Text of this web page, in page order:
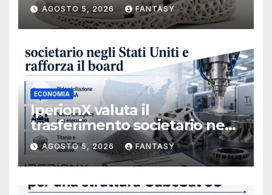
AGOSTO 5, 2026 FANTASY
ECONOMIA
IperionX valuta il
trasferimento societario negli
Stati Uniti e rafforza il board,
ha nominato Michael J.
Loparco amministratore
indipendente non esecutivo
AGOSTO 5, 2026 FANTASY